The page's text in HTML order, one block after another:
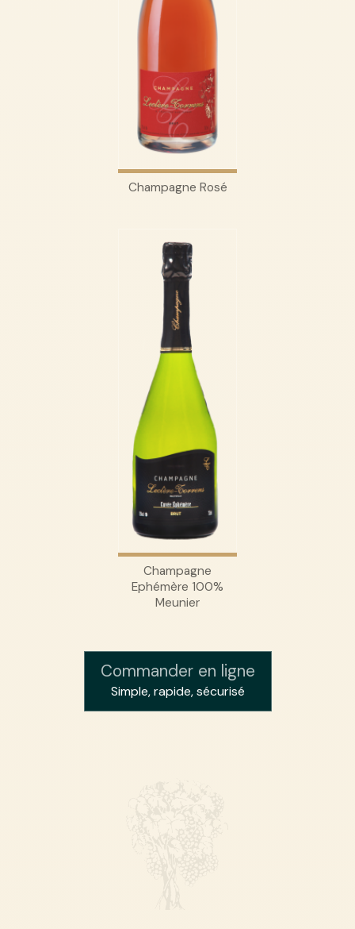
Champagne Rosé
Champagne
Ephémère 100%
Meunier
Commander en ligne
Simple, rapide, sécurisé